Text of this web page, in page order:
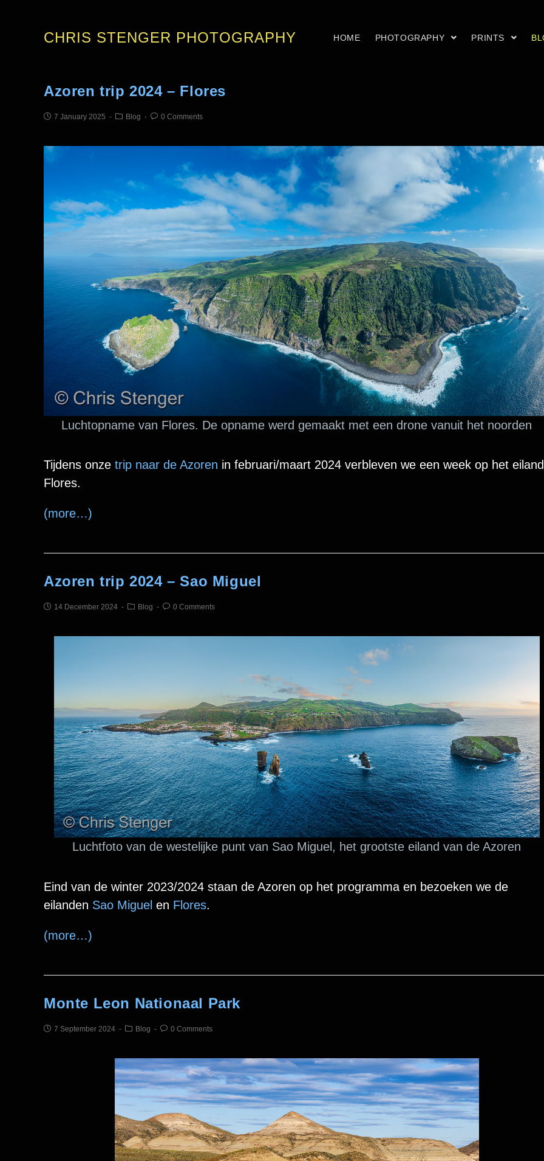
CHRIS STENGER PHOTOGRAPHY HOME PHOTOGRAPHY PRINTS
Azoren trip 2024 – Flores
7 January 2025 Blog 0 Comments
Luchtopname van Flores. De opname werd gemaakt met een drone vanuit het noorden
Tijdens onze trip naar de Azoren in februari/maart 2024 verbleven we een week op het eiland
Flores.
(more…)
Azoren trip 2024 – Sao Miguel
14 December 2024 Blog 0 Comments
Luchtfoto van de westelijke punt van Sao Miguel, het grootste eiland van de Azoren
Eind van de winter 2023/2024 staan de Azoren op het programma en bezoeken we de
eilanden Sao Miguel en Flores.
(more…)
Monte Leon Nationaal Park
7 September 2024 Blog 0 Comments